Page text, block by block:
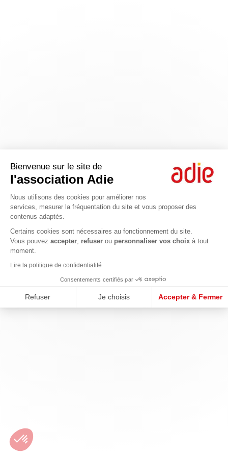
Bienvenue sur le site de
l'association Adie
Plateforme de Gestion du
Nous utilisons des cookies pour améliorer nos
services, mesurer la fréquentation du site et vous proposer des
contenus adaptés.
Certains cookies sont nécessaires au fonctionnement du site.
Vous pouvez accepter refuser ou personnaliser vos choix à tout
moment.
Lire la politique de confidentialité
Consentements certifiés par
Refuser Je choisis Accepter & Fermer
Axeptio consent